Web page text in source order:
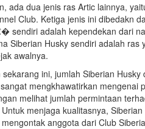
ada dua jenis ras Artic lainnya,
Club. Ketiga jenis ini dibedakn
sendiri adalah kependekan dari
Siberian Husky sendiri adalah
awalnya.
ini, jumlah Siberian
mengkhawatirkan
melihat jumlah permintaan
menjaga kualitasnya,
anggota dari Club